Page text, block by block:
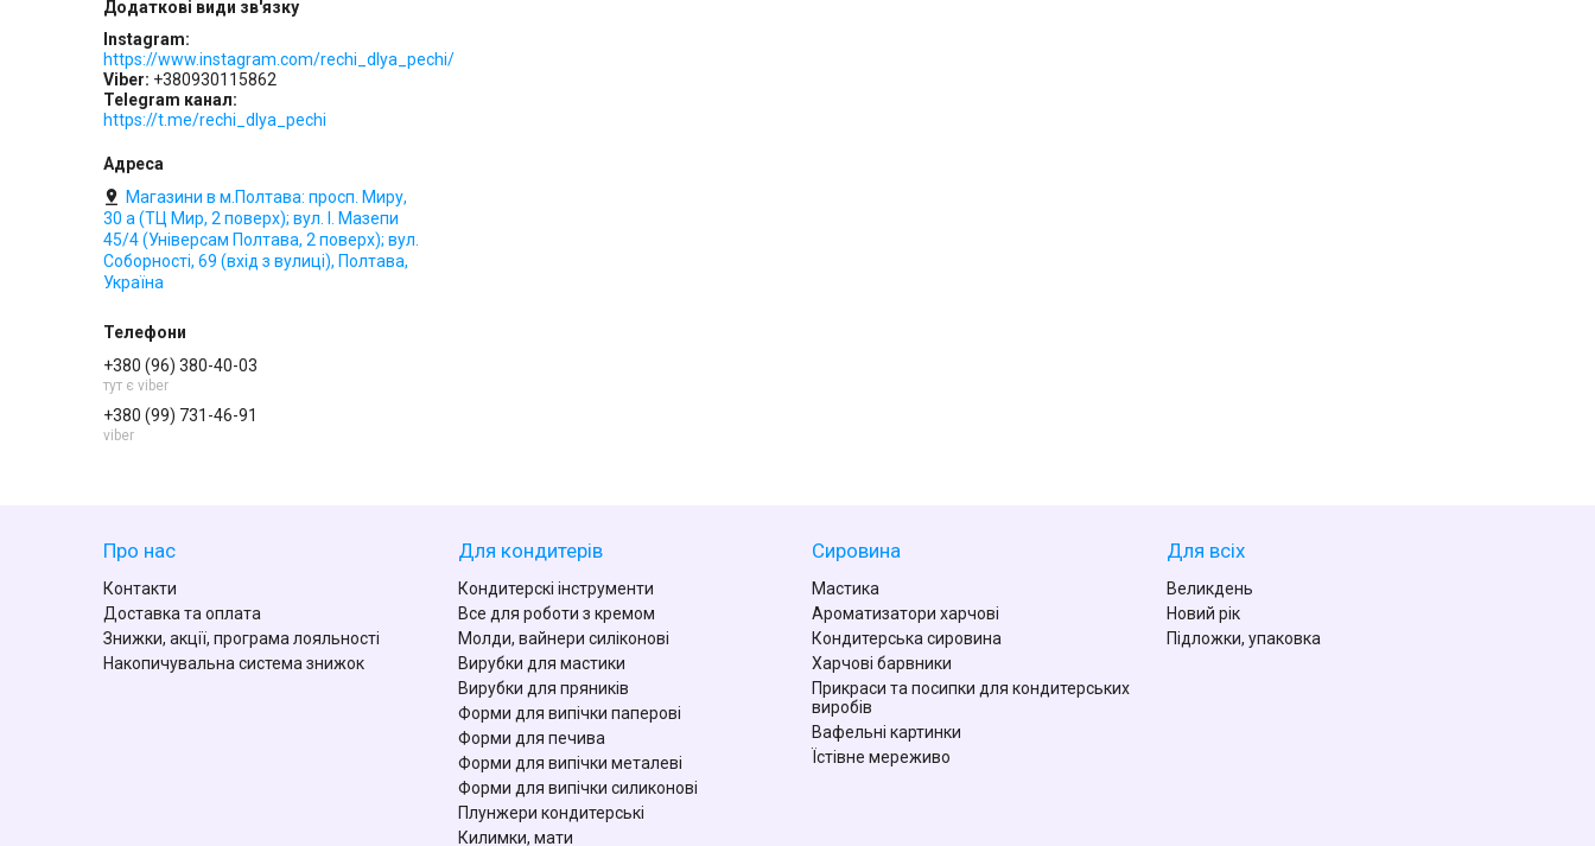
Instagram
https://www.instagram.com/rechi_dlya_pechi/
Viber +380930115862
Telegram канал
https://t.me/rechi_dlya_pechi
Магазини в м.Полтава: просп. Миру,
30 а (ТЦ Мир, 2 поверх); вул. І. Мазепи
45/4 (Універсам Полтава, 2 поверх); вул.
Соборності, 69 (вхід з вулиці), Полтава,
Україна
+380 (96) 380-40-03
тут є viber
+380 (99) 731-46-91
viber
Про нас
Контакти
Доставка та оплата
Знижки, акції, програма лояльності
Накопичувальна система знижок
Для кондитерів
Кондитерскі інструменти
Все для роботи з кремом
Молди, вайнери силіконові
Вирубки для мастики
Вирубки для пряників
Форми для випічки паперові
Форми для печива
Форми для випічки металеві
Форми для випічки силиконові
Плунжери кондитерські
Килимки, мати
Сировина
Мастика
Ароматизатори харчові
Кондитерська сировина
Харчові барвники
Прикраси та посипки для кондитерських
виробів
Вафельні картинки
Їстівне мереживо
Для всіх
Великдень
Новий рік
Підложки, упаковка